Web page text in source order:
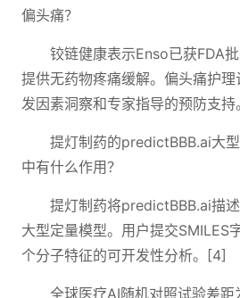
偏头痛？
铰链健康表示Enso已获FDA批
提供无药物疼痛缓解。偏头痛护
发因素洞察和专家指导的预防支持
提灯制药的predictBBB.ai大
中有什么作用？
提灯制药将predictBBB.ai描
大型定量模型。用户提交SMILES
个分子特征的可开发性分析。[4]
全球医疗AI随机对照试验差